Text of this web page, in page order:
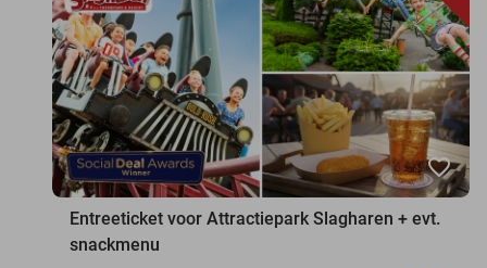
favorite_border
Entreeticket voor Attractiepark Slagharen + evt.
snackmenu